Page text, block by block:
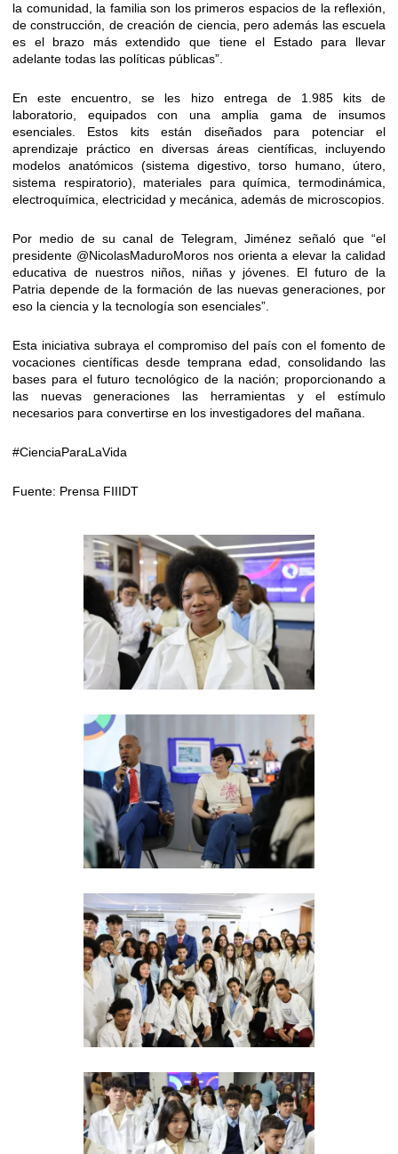
la comunidad, la familia son los primeros espacios de la reflexión,
de construcción, de creación de ciencia, pero además las escuela
es el brazo más extendido que tiene el Estado para llevar
adelante todas las políticas públicas”.
En este encuentro, se les hizo entrega de 1.985 kits de
laboratorio, equipados con una amplia gama de insumos
esenciales. Estos kits están diseñados para potenciar el
aprendizaje práctico en diversas áreas científicas, incluyendo
modelos anatómicos (sistema digestivo, torso humano, útero,
sistema respiratorio), materiales para química, termodinámica,
electroquímica, electricidad y mecánica, además de microscopios.
Por medio de su canal de Telegram, Jiménez señaló que “el
presidente @NicolasMaduroMorosnos orienta a elevar la calidad
educativa de nuestros niños, niñas y jóvenes. El futuro de la
Patria depende de la formación de las nuevas generaciones, por
eso la ciencia y la tecnología son esenciales”.
Esta iniciativa subraya el compromiso del país con el fomento de
vocaciones científicas desde temprana edad, consolidando las
bases para el futuro tecnológico de la nación; proporcionando a
las nuevas generaciones las herramientas y el estímulo
necesarios para convertirse en los investigadores del mañana.
#CienciaParaLaVida
Fuente: Prensa FIIIDT